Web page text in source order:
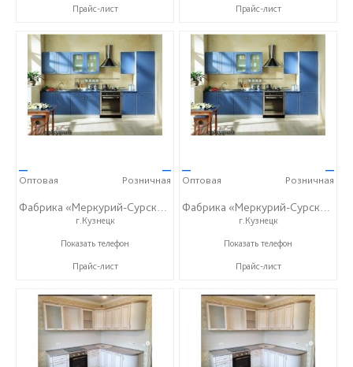
Прайс-лист Прайс-лист
—
Оптовая
—
Розничная
Фабрика «Меркурий-Сурский»
г.Кузнецк
+7 (8415) 73-05-06
Показать телефон
Прайс-лист
—
Оптовая
—
Розничная
Фабрика «Меркурий-Сурский»
г.Кузнецк
+7 (8415) 73-05-06
Показать телефон
Прайс-лист